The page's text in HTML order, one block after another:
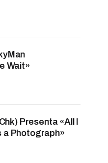
Wait»
Presenta «All I
a Photograph»